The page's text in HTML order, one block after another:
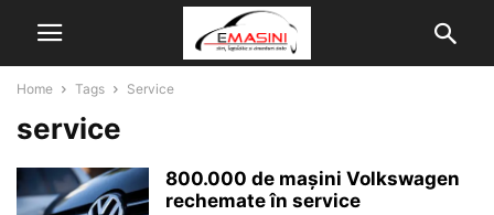
Home Tags Service
service
800.000 de mașini Volkswagen
rechemate în service